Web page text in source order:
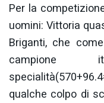
Per la
uomini: Vittoria
Briganti, che
campione
qualche colpo di